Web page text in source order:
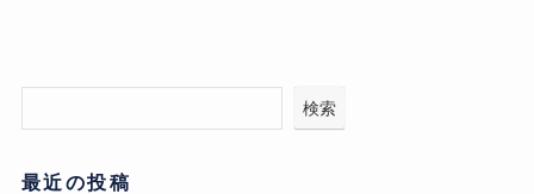
検索
最近の投稿